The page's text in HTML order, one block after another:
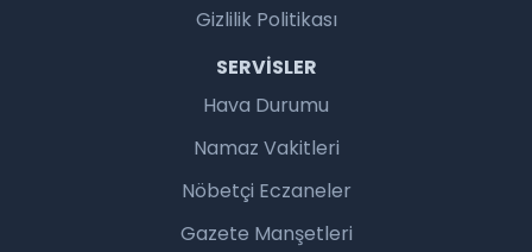
Gizlilik Politikası
SERVISLER
Hava Durumu
Namaz Vakitleri
Nöbetçi Eczaneler
Gazete Manşetleri